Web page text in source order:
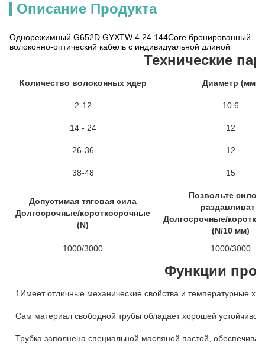
Описание Продукта
Однорежимный G652D GYXTW 4 24 144Core бронированный
волоконно-оптический кабель с индивидуальной длиной
Технические
Количество волоконных ядер Диаметр (мм)
2-12 10.6
14 - 24 12
26-36 12
38-48 15
Допустимая тяговая сила
Долгосрочные/короткосрочные
(N)
Позвольте
раздавливать
Долгосрочные/
(N/10 мм)
1000/3000
1000/3000
Функции
1Имеет отличные механические свойства и температурные
Сам материал свободной трубы обладает хорошей
Трубка заполнена специальной масляной пастой,